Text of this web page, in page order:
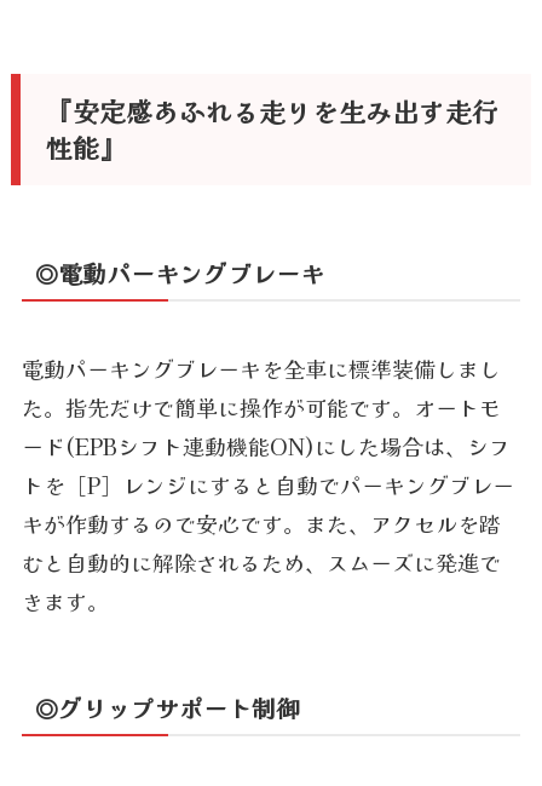
『安定感あふれる走りを生み出す走行
性能』
◎電動パーキングブレーキ
電動パーキングブレーキを全車に標準装備しまし
た。指先だけで簡単に操作が可能です。オートモ
ード(EPBシフト連動機能ON)にした場合は、シフ
トを［P］レンジにすると自動でパーキングブレー
キが作動するので安心です。また、アクセルを踏
むと自動的に解除されるため、スムーズに発進で
きます。
◎グリップサポート制御